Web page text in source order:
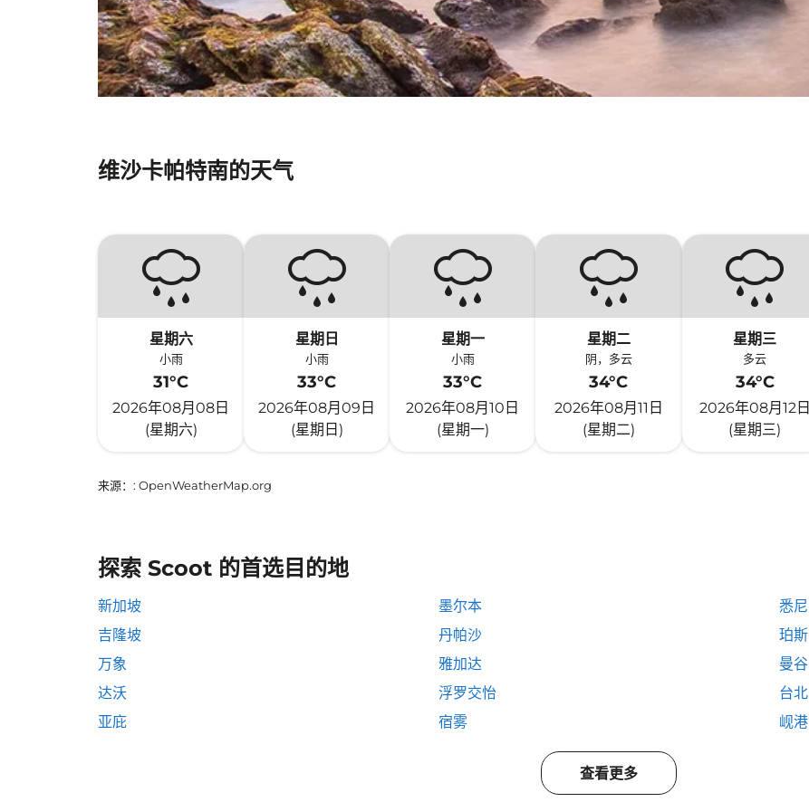
维沙卡帕特南的天气
星期六
小雨
31°C
2026年08月08日
(星期六)
星期日
小雨
33°C
2026年08月09日
(星期日)
星期一
小雨
33°C
2026年08月10日
(星期一)
星期二
阴，多云
34°C
2026年08月11日
(星期二)
星期三
多云
34°C
2026年08月12日
(星期三)
来源： : OpenWeatherMap.org
探索 Scoot 的首选目的地
新加坡 墨尔本
悉尼
吉隆坡
丹帕沙
珀斯
万象
雅加达
曼谷
达沃
浮罗交怡
台北
亚庇
宿雾 岘港
查看更多